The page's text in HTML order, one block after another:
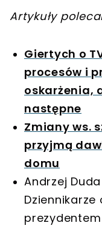
Artykuły
Giertych o
procesów i
oskarżenia,
następne
Zmiany ws.
przyjmą
domu
Andrzej
prezydentem